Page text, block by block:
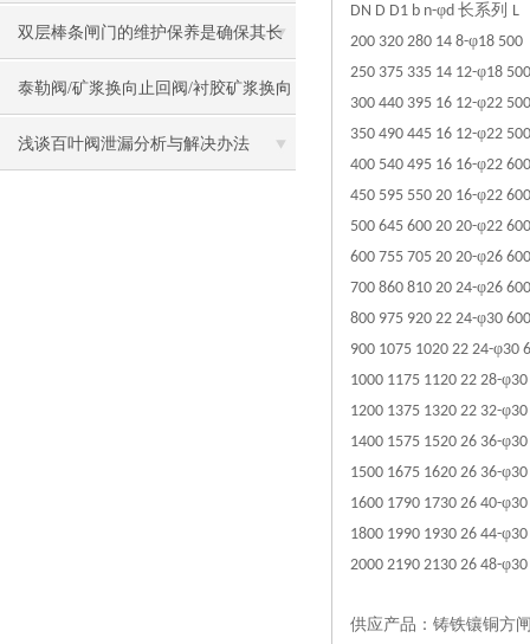
双层棒条闸门的维护保养是确保其长
期稳定的关键
泰勒阀/矿浆换向止回阀/衬胶矿浆换向
三通止回阀
浅谈百叶阀泄漏分析与解决办法
DN D D1 b n-φd 长系列 L
200 320 280 14 8-φ18 500
250 375 335 14 12-φ18 500
300 440 395 16 12-φ22 500
350 490 445 16 12-φ22 500
400 540 495 16 16-φ22 600
450 595 550 20 16-φ22 600
500 645 600 20 20-φ22 600
600 755 705 20 20-φ26 600
700 860 810 20 24-φ26 600
800 975 920 22 24-φ30 600
900 1075 1020 22 24-φ30
1000 1175 1120 22 28-φ
1200 1375 1320 22 32-φ
1400 1575 1520 26 36-φ
1500 1675 1620 26 36-φ
1600 1790 1730 26 40-φ
1800 1990 1930 26 44-φ
2000 2190 2130 26 48-φ
供应产品： 铸铁镶铜方